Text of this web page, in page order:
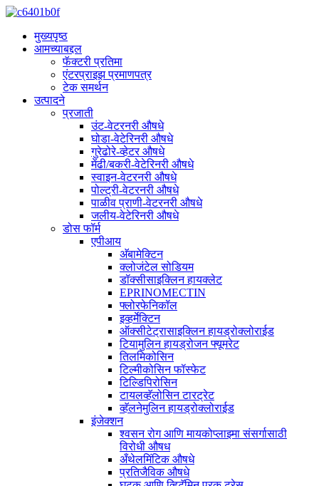
मुख्यपृष्ठ
आमच्याबद्दल
फॅक्टरी प्रतिमा
एंटरप्राइझ प्रमाणपत्र
टेक समर्थन
उत्पादने
प्रजाती
उंट-वेटरनरी औषधे
घोडा-वेटेरिनरी औषधे
गुरेढोरे-व्हेटर औषधे
मेंढी/बकरी-वेटेरिनरी औषधे
स्वाइन-वेटरनरी औषधे
पोल्ट्री-वेटरनरी औषधे
पाळीव प्राणी-वेटरनरी औषधे
जलीय-वेटेरिनरी औषधे
डोस फॉर्म
एपीआय
अ‍ॅबामेक्टिन
क्लोजंटेल सोडियम
डॉक्सीसाइक्लिन हायक्लेट
EPRINOMECTIN
फ्लोरफेनिकॉल
इव्हर्मेक्टिन
ऑक्सीटेट्रासाइक्लिन हायड्रोक्लोराईड
टियामुलिन हायड्रोजन फ्यूमरेट
तिलमिकोसिन
टिल्मीकोसिन फॉस्फेट
टिल्डिपिरोसिन
टायलव्हॅलोसिन टारट्रेट
व्हॅलनेमुलिन हायड्रोक्लोराईड
इंजेक्शन
श्वसन रोग आणि मायकोप्लाझ्मा संसर्गासाठी
विरोधी औषध
अँथेलमिंटिक औषधे
प्रतिजैविक औषधे